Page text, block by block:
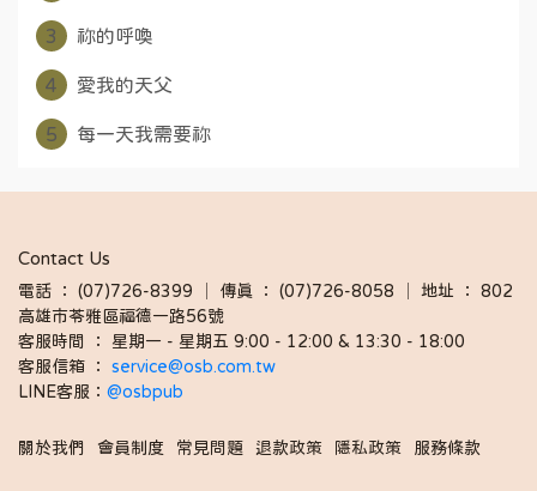
3 祢的呼喚
4 愛我的天父
5 每一天我需要祢
Contact Us
電話 ： (07)726-8399 │ 傳真 ： (07)726-8058 │ 地址 ： 802
高雄市苓雅區福德一路56號
客服時間 ： 星期一 - 星期五 9:00 - 12:00 & 13:30 - 18:00
客服信箱 ： service@osb.com.tw
LINE客服： @osbpub
關於我們 會員制度 常見問題 退款政策 隱私政策 服務條款